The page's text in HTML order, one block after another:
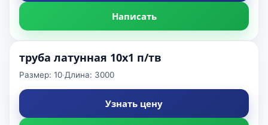
Написать
труба латунная 10x1 п/тв
Размер: 10·Длина: 3000
Узнать цену